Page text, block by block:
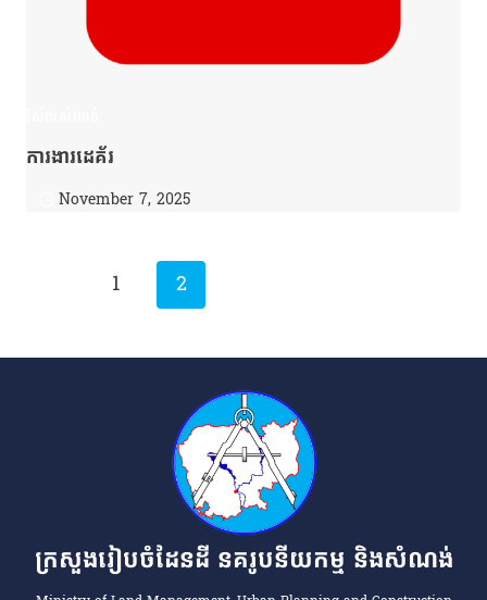
ការងារដេគ័រ
November 7, 2025
Page
navigation
Previous
1 2
ក្រសួងរៀបចំដែនដី នគរូបនីយកម្ម និងសំណង់